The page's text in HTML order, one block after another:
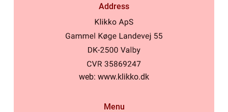
Address
web: www.klikko.dk
Menu